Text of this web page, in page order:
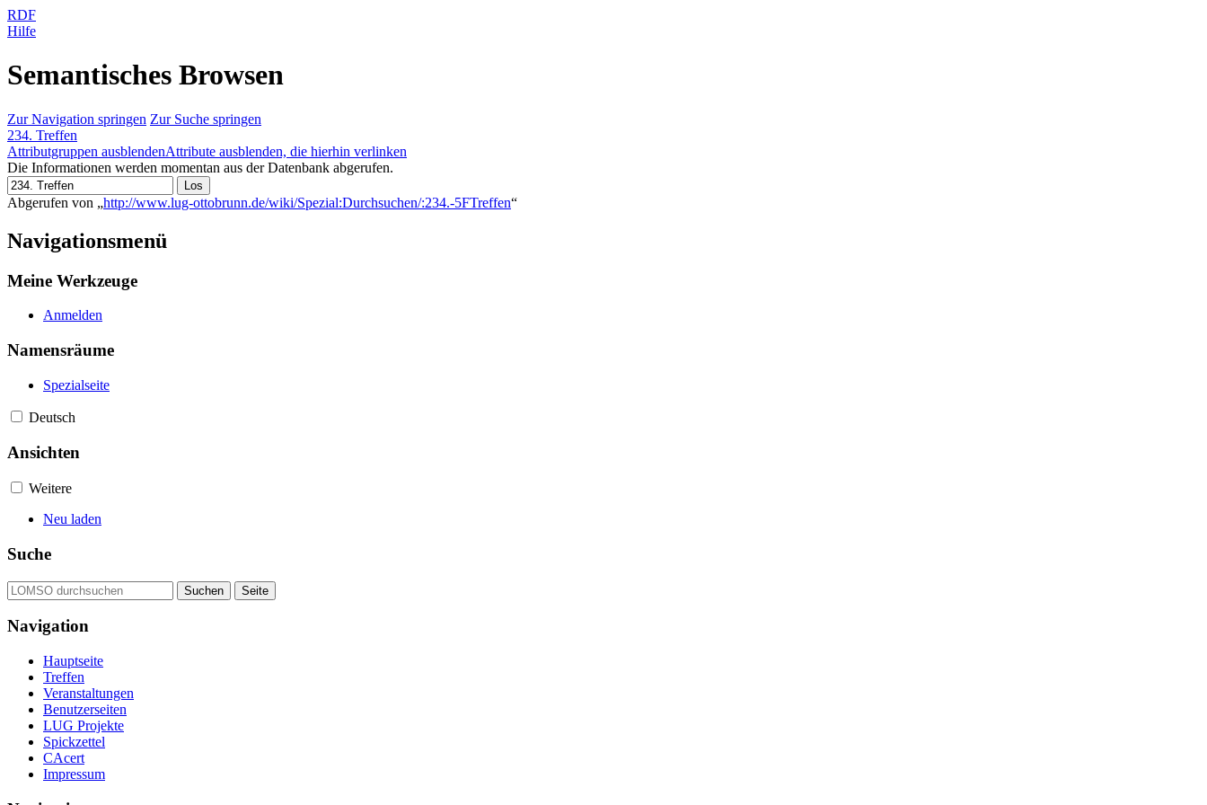
RDF
Hilfe
Semantisches Browsen
Zur Navigation springen Zur Suche springen
234. Treffen
Attributgruppen ausblendenAttribute ausblenden, die hierhin verlinken
Die Informationen werden momentan aus der Datenbank abgerufen.
Abgerufen von „http://www.lug-ottobrunn.de/wiki/Spezial:Durchsuchen/:234.-5FTreffen“
Navigationsmenü
Meine Werkzeuge
Anmelden
Namensräume
Spezialseite
Deutsch
Ansichten
Weitere
Neu laden
Suche
Navigation
Hauptseite
Treffen
Veranstaltungen
Benutzerseiten
LUG Projekte
Spickzettel
CAcert
Impressum